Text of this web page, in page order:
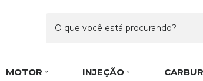
MOTOR INJEÇÃO